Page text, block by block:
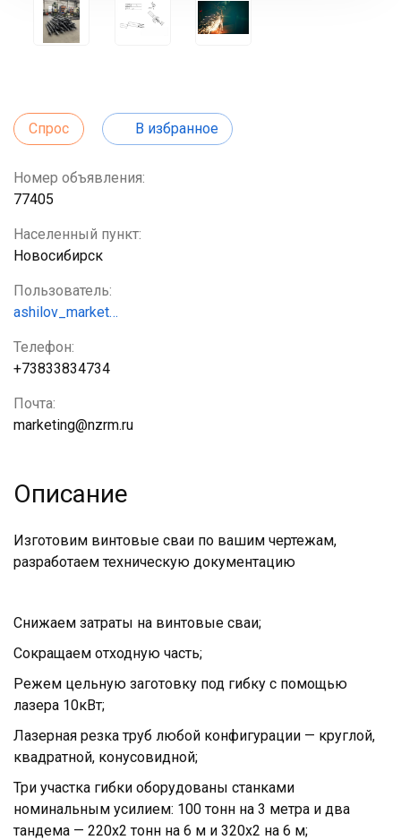
Спрос В избранное
Номер объявления:
77405
Населенный пункт:
Новосибирск
Пользователь:
ashilov_market…
Телефон:
+73833834734
Почта:
marketing@nzrm.ru
Описание
Изготовим винтовые сваи по вашим чертежам,
разработаем техническую документацию
Снижаем затраты на винтовые сваи;
Сокращаем отходную часть;
Режем цельную заготовку под гибку с помощью
лазера 10кВт;
Лазерная резка труб любой конфигурации — круглой,
квадратной, конусовидной;
Три участка гибки оборудованы станками
номинальным усилием: 100 тонн на 3 метра и два
тандема — 220х2 тонн на 6 м и 320х2 на 6 м;